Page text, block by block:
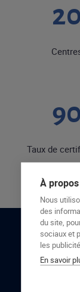
20
90
Taux de
À
Nous
des
du site,
sociaux et
les
En savoir